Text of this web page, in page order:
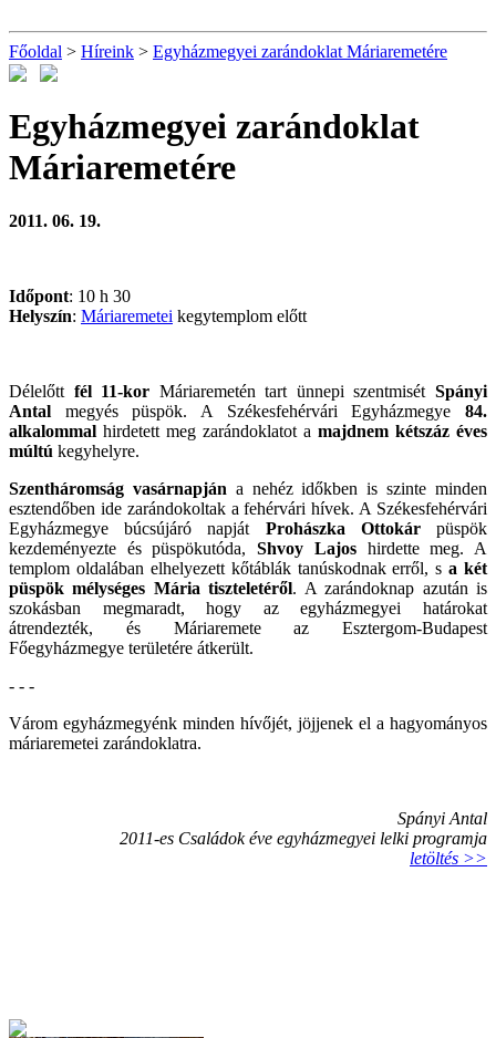
Főoldal > Híreink > Egyházmegyei zarándoklat Máriaremetére
Egyházmegyei zarándoklat
Máriaremetére
2011. 06. 19.
Időpont: 10 h 30
Helyszín: Máriaremetei kegytemplom előtt
Délelőtt fél 11-kor Máriaremetén tart ünnepi szentmisétSpányi
Antal megyés püspök. A Székesfehérvári Egyházmegye 84.
alkalommal hirdetett meg zarándoklatot a majdnem kétszáz éves
múltú kegyhelyre.
Szentháromság vasárnapján a nehéz időkben is szinte minden
esztendőben ide zarándokoltak a fehérvári hívek. A Székesfehérvári
Egyházmegye búcsújáró napját Prohászka Ottokárpüspök
kezdeményezte és püspökutóda,Shvoy Lajoshirdette meg. A
templom oldalában elhelyezett kőtáblák tanúskodnak erről, sa két
püspök mélységes Mária tiszteletéről. A zarándoknap azután is
szokásban megmaradt, hogy az egyházmegyei határokat
átrendezték, és Máriaremete az Esztergom-Budapest
Főegyházmegye területére átkerült.
- - -
Várom egyházmegyénk minden hívőjét, jöjjenek el a hagyományos
máriaremetei zarándoklatra.
Spányi Antal
2011-es Családok éve egyházmegyei lelki programja
letöltés >>